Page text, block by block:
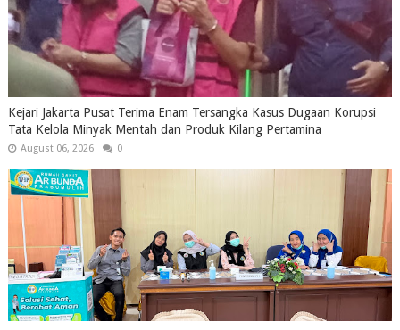
Kejari Jakarta Pusat Terima Enam Tersangka Kasus Dugaan Korupsi
Tata Kelola Minyak Mentah dan Produk Kilang Pertamina
August 06, 2026 0